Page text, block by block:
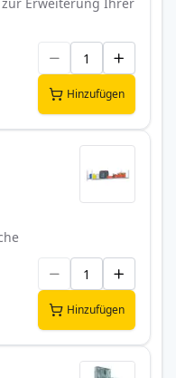
Hinzufügen
Hinzufügen